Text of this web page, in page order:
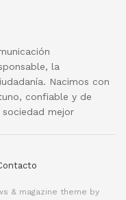
la
Nacimos con
confiable y de
mejor
& magazine theme by